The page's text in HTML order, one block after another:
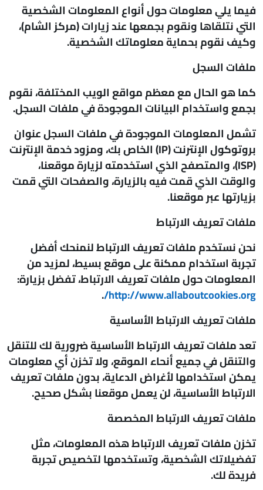
فيما يلي معلومات حول أنواع المعلومات الشخصية
التي نتلقاها ونقوم بجمعها عند زيارات (مركز الشام)،
وكيف نقوم بحماية معلوماتك الشخصية.
ملفات السجل
كما هو الحال مع معظم مواقع الويب المختلفة، نقوم
بجمع واستخدام البيانات الموجودة في ملفات السجل.
تشمل المعلومات الموجودة في ملفات السجل عنوان
بروتوكول الإنترنت (IP) الخاص بك، ومزود خدمة الإنترنت
(ISP)، والمتصفح الذي استخدمته لزيارة موقعنا،
والوقت الذي قمت فيه بالزيارة، والصفحات التي قمت
بزيارتها عبر موقعنا.
ملفات تعريف الارتباط
نحن نستخدم ملفات تعريف الارتباط لنمنحك أفضل
تجربة استخدام ممكنة على موقع بسيط، لمزيد من
المعلومات حول ملفات تعريف الارتباط، تفضل بزيارة:
http://www.allaboutcookies.org/
.
ملفات تعريف الارتباط الأساسية
تعد ملفات تعريف الارتباط الأساسية ضرورية لك للتنقل
والتنقل في جميع أنحاء الموقع، ولا تخزن أي معلومات
يمكن استخدامها لأغراض الدعاية، بدون ملفات تعريف
الارتباط الأساسية، لن يعمل موقعنا بشكل صحيح.
ملفات تعريف الارتباط المخصصة
تخزن ملفات تعريف الارتباط هذه المعلومات، مثل
تفضيلاتك الشخصية، وتستخدمها لتخصيص تجربة
فريدة لك.